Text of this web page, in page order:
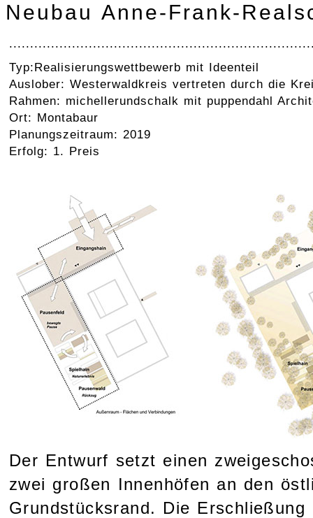
Neubau Anne-Frank-
Typ:Realisierungswettbewerb mit Ideenteil
Auslober: Westerwaldkreis vertreten durch die
Rahmen: michellerundschalk mit puppendahl
Ort: Montabaur
Planungszeitraum: 2019
Erfolg: 1. Preis
Der Entwurf setzt einen
zwei großen Innenhöfen an den
Grundstücksrand. Die